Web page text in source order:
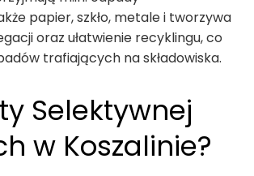
papier, szkło, metale i tworzywa
oraz ułatwienie recyklingu, co
trafiających na składowiska.
Selektywnej
w Koszalinie?